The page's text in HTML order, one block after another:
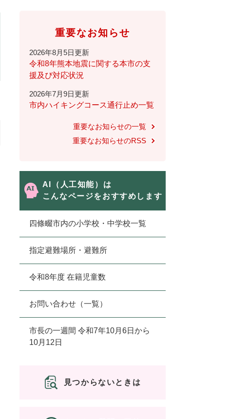
重要なお知らせ
2026年8月5日更新
令和8年熊本地震に関する本市の支
援及び対応状況
2026年7月9日更新
市内ハイキングコース通行止め一覧
重要なお知らせの一覧
重要なお知らせのRSS
AI（人工知能）は
こんなページをおすすめします
四條畷市内の小学校・中学校一覧
指定避難場所・避難所
令和8年度 在籍児童数
お問い合わせ（一覧）
市長の一週間 令和7年10月6日から
10月12日
見つからないときは